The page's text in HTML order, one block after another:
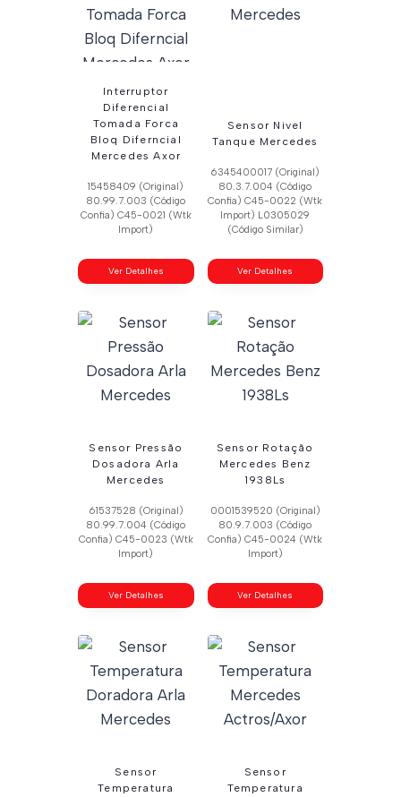
Interruptor
Diferencial
Tomada Forca
Bloq Diferncial
Mercedes Axor
15458409 (Original)
80.99.7.003 (Código
Confia) C45-0021 (Wtk
Import)
Ver Detalhes
Sensor Nivel
Tanque Mercedes
6345400017 (Original)
80.3.7.004 (Código
Confia) C45-0022 (Wtk
Import) L0305029
(Código Similar)
Ver Detalhes
Sensor Pressão
Dosadora Arla
Mercedes
61537528 (Original)
80.99.7.004 (Código
Confia) C45-0023 (Wtk
Import)
Ver Detalhes
Sensor Rotação
Mercedes Benz
1938Ls
0001539520 (Original)
80.9.7.003 (Código
Confia) C45-0024 (Wtk
Import)
Ver Detalhes
Sensor
Temperatura
Sensor
Temperatura